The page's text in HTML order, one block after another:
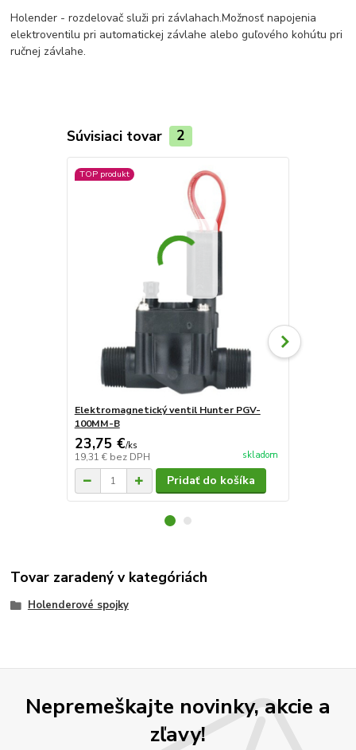
Holender - rozdelovač služi pri závlahach.Možnosť napojenia
elektroventilu pri automatickej závlahe alebo guľového kohútu pri
ručnej závlahe.
Súvisiaci tovar 2
TOP produkt
Elektromagnetický ventil Hunter PGV-
100MM-B
23,75 €/ks
19,31 € bez DPH skladom
Pridať do košíka
Tovar zaradený v kategóriách
Holenderové spojky
Nepremeškajte novinky, akcie a
zľavy!